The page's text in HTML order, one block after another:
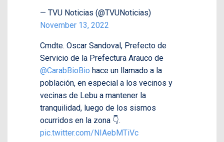
— TVU Noticias (@TVUNoticias)
November 13, 2022
Cmdte. Oscar Sandoval, Prefecto de
Servicio de la Prefectura Arauco de
@CarabBioBio hace un llamado a la
población, en especial a los vecinos y
vecinas de Lebu a mantener la
tranquilidad, luego de los sismos
ocurridos en la zona 👇.
pic.twitter.com/NIAebMTiVc